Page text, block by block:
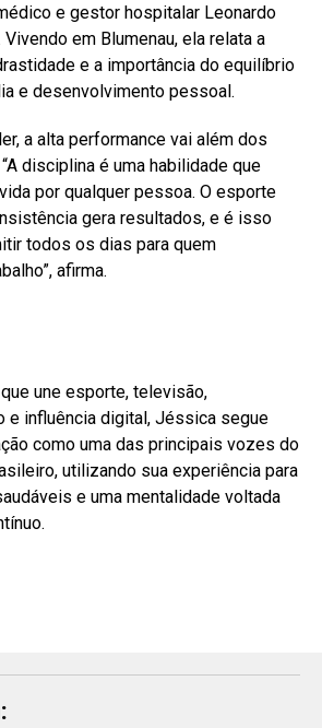
e gestor hospitalar Leonardo
em Blumenau, ela relata a
e a importância do equilíbrio
e desenvolvimento pessoal.
a alta performance vai além dos
disciplina é uma habilidade que
por qualquer pessoa. O esporte
gera resultados, e é isso
todos os dias para quem
afirma.
une esporte, televisão,
e influência digital, Jéssica segue
como uma das principais vozes do
utilizando sua experiência para
e uma mentalidade voltada